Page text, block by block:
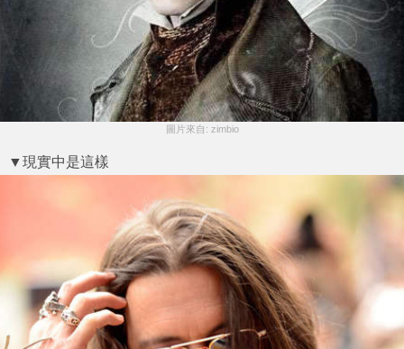
圖片來自: zimbio
▼現實中是這樣